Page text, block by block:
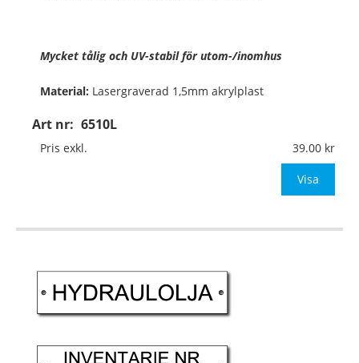
Art nr: 6510L
Mycket tålig och UV-stabil för utom-/inomhus
Material: Lasergraverad 1,5mm akrylplast
Format:75x15mm
…
Pris exkl. 39.00
Visa